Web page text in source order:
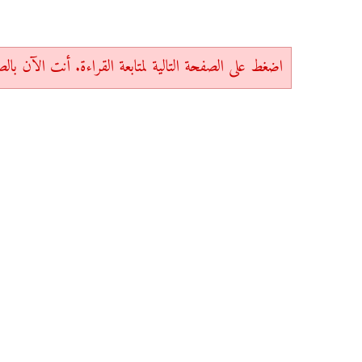
اضغط على الصفحة التالية لمتابعة القراءة. أنت الآن بالصفحة